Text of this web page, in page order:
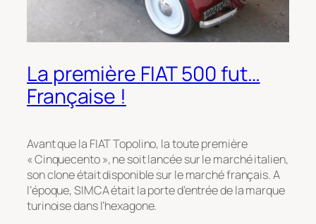
La première FIAT 500 fut…
Française !
Avant que la FIAT Topolino, la toute première
« Cinquecento », ne soit lancée sur le marché italien,
son clone était disponible sur le marché français. A
l’époque, SIMCA était la porte d’entrée de la marque
turinoise dans l’hexagone.